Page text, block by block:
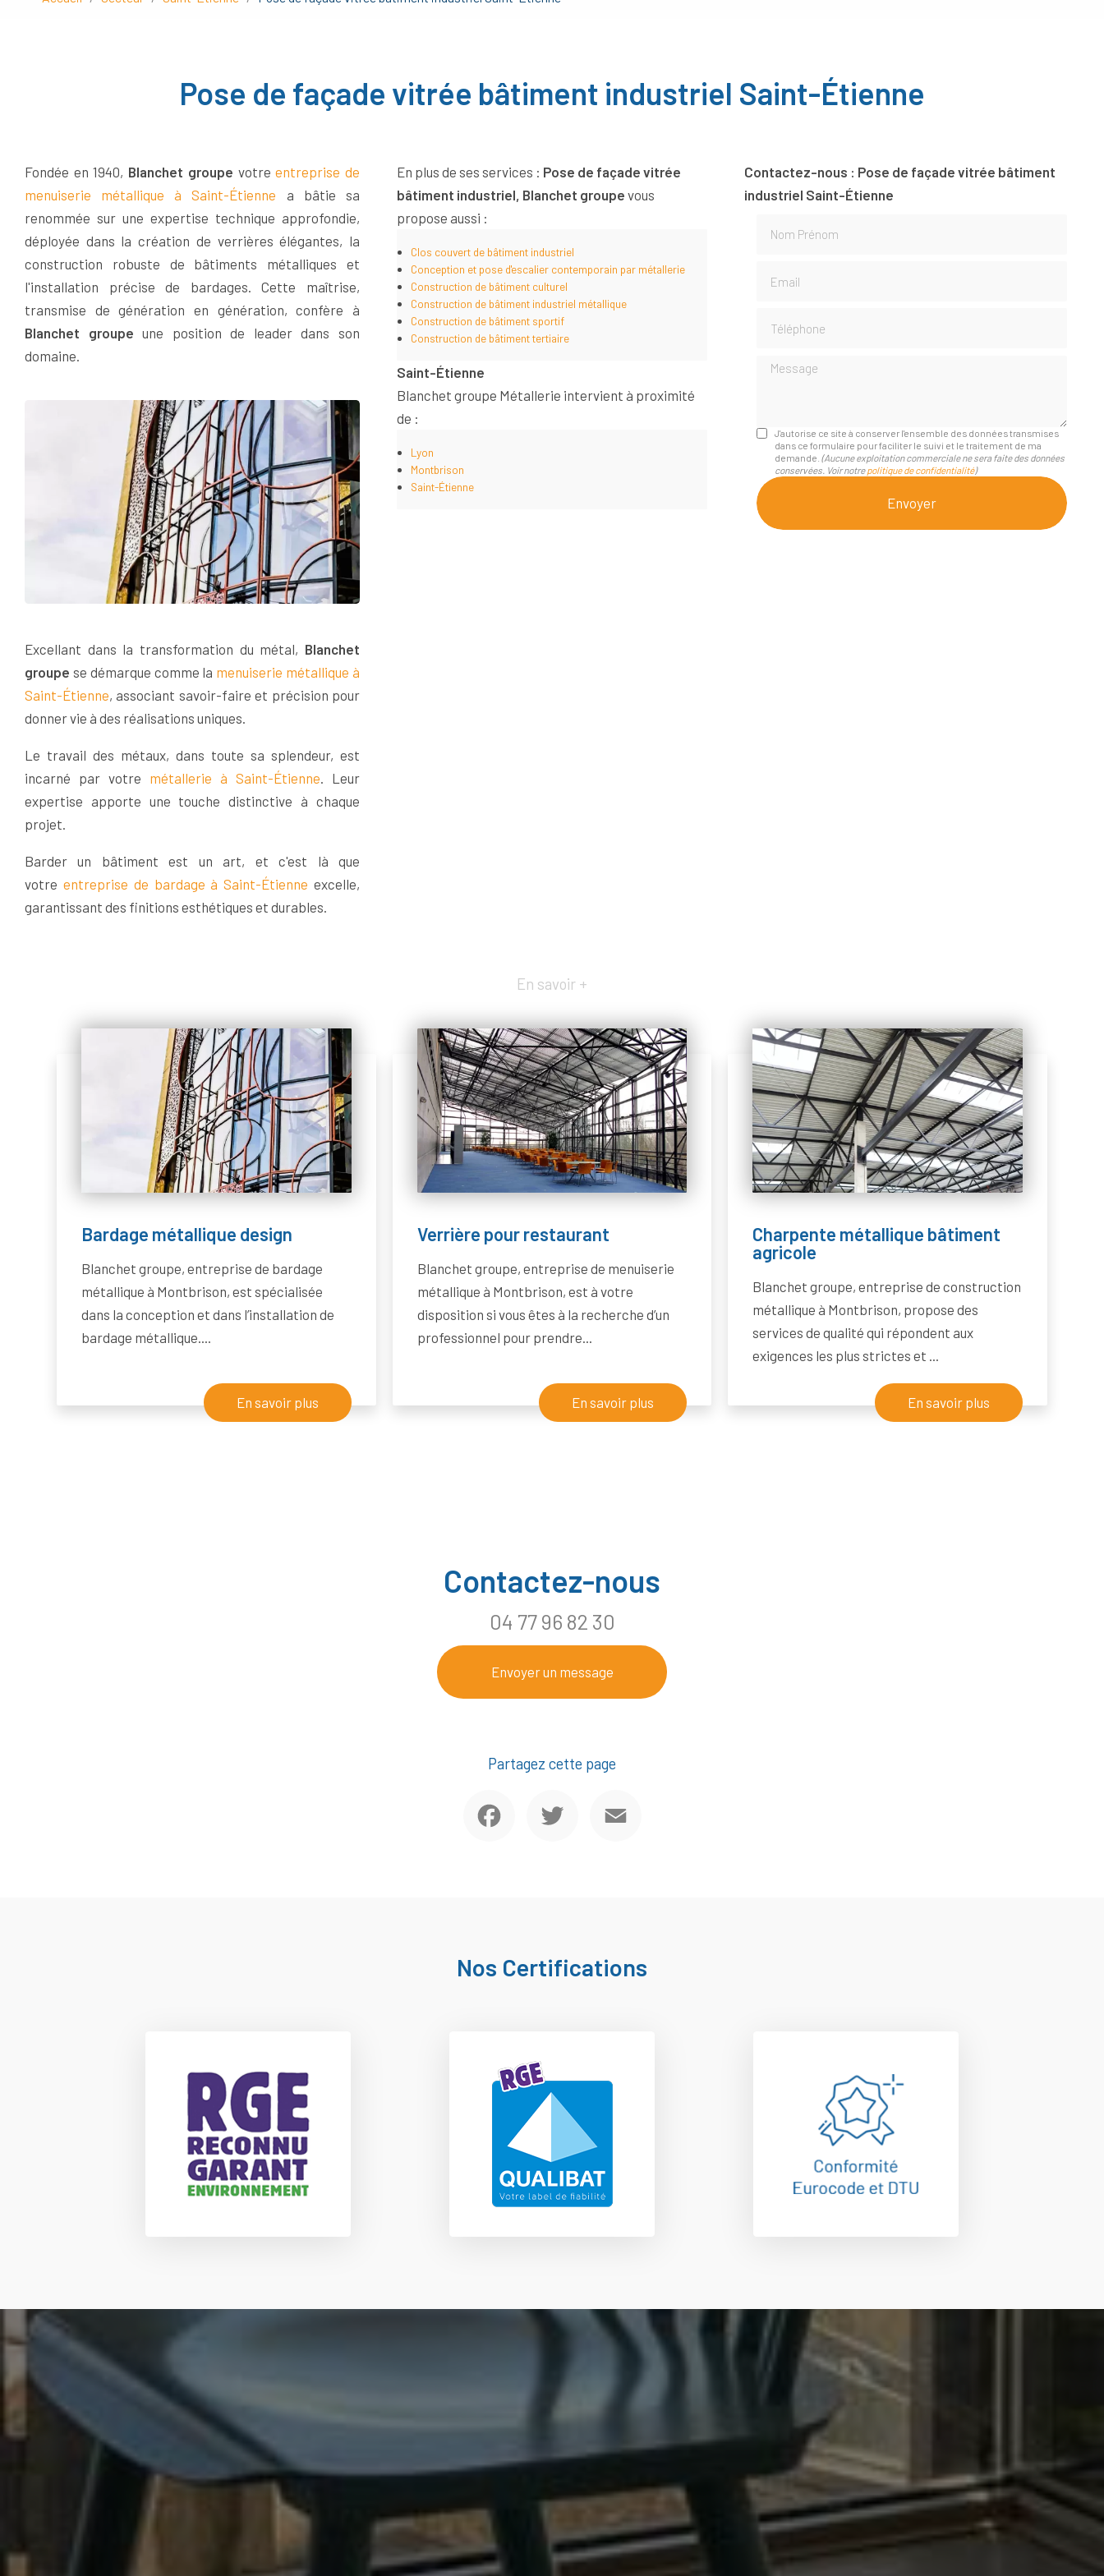
Pose de façade vitrée bâtiment industriel Saint-Étienne
Fondée en 1940, Blanchet groupe votre entreprise de
menuiserie métallique à Saint-Étienne a bâtie sa
renommée sur une expertise technique approfondie,
déployée dans la création de verrières élégantes, la
construction robuste de bâtiments métalliques et
l'installation précise de bardages. Cette maîtrise,
transmise de génération en génération, confère à
Blanchet groupe une position de leader dans son
domaine.
Excellant dans la transformation du métal, Blanchet
groupe se démarque comme la menuiserie métallique à
Saint-Étienne, associant savoir-faire et précision pour
donner vie à des réalisations uniques.
Le travail des métaux, dans toute sa splendeur, est
incarné par votre métallerie à Saint-Étienne. Leur
expertise apporte une touche distinctive à chaque
projet.
Barder un bâtiment est un art, et c'est là que
votre entreprise de bardage à Saint-Étienne excelle,
garantissant des finitions esthétiques et durables.
En plus de ses services : Pose de façade vitrée
bâtiment industriel, Blanchet groupe vous
propose aussi :
Clos couvert de bâtiment industriel
Conception et pose d'escalier contemporain par métallerie
Construction de bâtiment culturel
Construction de bâtiment industriel métallique
Construction de bâtiment sportif
Construction de bâtiment tertiaire
Saint-Étienne
Blanchet groupe Métallerie intervient à proximité
de :
Lyon
Montbrison
Saint-Étienne
Contactez-nous : Pose de façade vitrée bâtiment
industriel Saint-Étienne
Message
J'autorise ce site à conserver l'ensemble des données transmises
dans ce formulaire pour faciliter le suivi et le traitement de ma
demande.(Aucune exploitation commerciale ne sera faite des données
conservées. Voir notrepolitique de confidentialité)
En savoir +
Bardage métallique design
Blanchet groupe, entreprise de bardage
métallique à Montbrison, est spécialisée
dans la conception et dans l’installation de
bardage métallique....
En savoir plus
Verrière pour restaurant
Blanchet groupe, entreprise de menuiserie
métallique à Montbrison, est à votre
disposition si vous êtes à la recherche d’un
professionnel pour prendre...
En savoir plus
Charpente métallique bâtiment
agricole
Blanchet groupe, entreprise de construction
métallique à Montbrison, propose des
services de qualité qui répondent aux
exigences les plus strictes et ...
En savoir plus
Contactez-nous
04 77 96 82 30
Envoyer un message
Partagez cette page
Nos Certifications